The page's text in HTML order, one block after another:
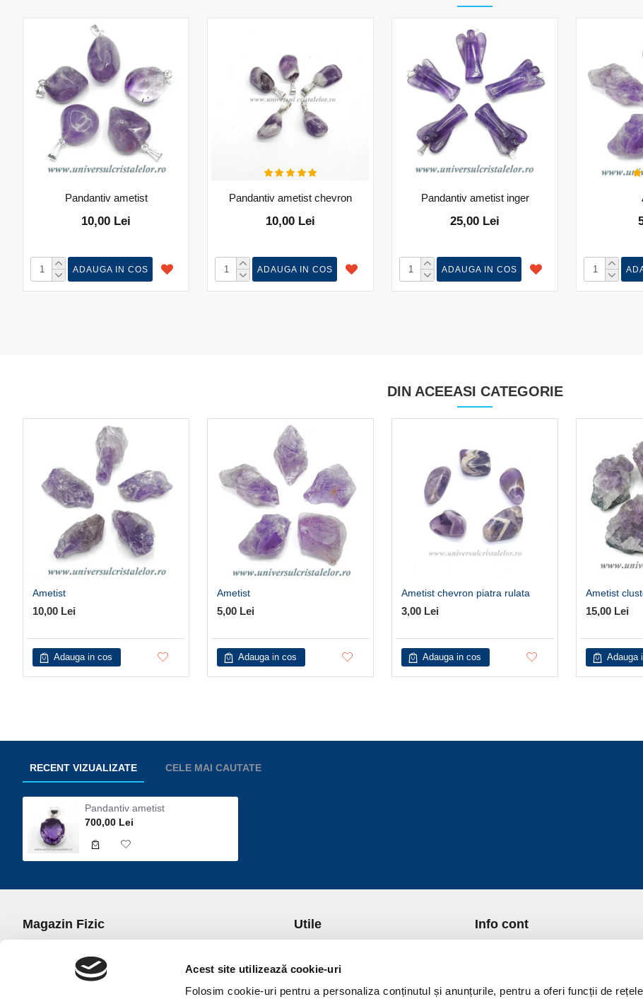
Acest site utilizează cookie-uri
Folosim cookie-uri pentru a personaliza conținutul și anunțurile, pentru a oferi funcții de
Pandantiv ametist
10,00 Lei
ADAUGA IN COS
Pandantiv ametist chevron
10,00 Lei
ADAUGA IN COS
Pandantiv ametist inger
25,00 Lei
ADAUGA IN COS
DIN ACEEASI CATEGORIE
Ametist
10,00 Lei
Adauga in cos
Ametist
5,00 Lei
Adauga in cos
Ametist chevron piatra rulata
3,00 Lei
Adauga in cos
Ametist
15,00 Lei
Adauga
RECENT VIZUALIZATE CELE MAI CAUTATE
Pandantiv ametist
700,00 Lei
Magazin Fizic
office@universulcristalelor.ro
0799 879 911, 0723 145 611 (Comenzi Telefonice)
Utile
Transport si Plata
Politica de Returnare
Info cont
Lista Favorite